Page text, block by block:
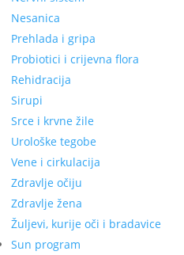
Nesanica
Prehlada i gripa
Probiotici i crijevna flora
Rehidracija
Sirupi
Srce i krvne žile
Urološke tegobe
Vene i cirkulacija
Zdravlje očiju
Zdravlje žena
Žuljevi, kurije oči i bradavice
Sun program